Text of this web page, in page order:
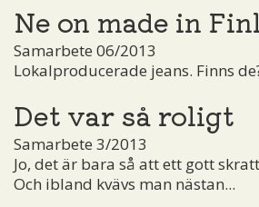
Ne on made in
Samarbete 06/2013
Lokalproducerade jeans. Finns
Det var så roligt
Samarbete 3/2013
Jo, det är bara så att ett gott
Och ibland kvävs man nästan...